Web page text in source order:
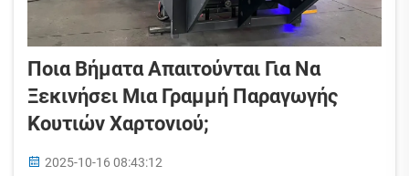
Ποια Βήματα Απαιτούνται Για Να
Ξεκινήσει Μια Γραμμή Παραγωγής
Κουτιών Χαρτονιού;
2025-10-16 08:43:12